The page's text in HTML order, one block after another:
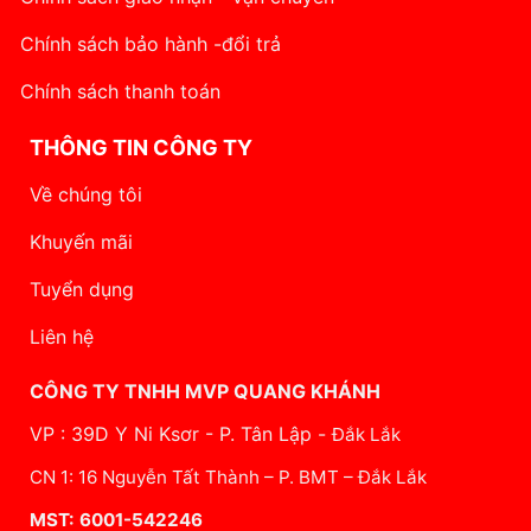
Chính sách bảo hành -đổi trả
Chính sách thanh toán
THÔNG TIN CÔNG TY
Về chúng tôi
Khuyến mãi
Tuyển dụng
Liên hệ
CÔNG TY TNHH MVP QUANG KHÁNH
VP : 39D Y Ni Ksơr - P. Tân Lập -Đắk Lắk
CN 1: 16 Nguyễn Tất Thành – P. BMT – Đắk Lắk
MST: 6001-542246